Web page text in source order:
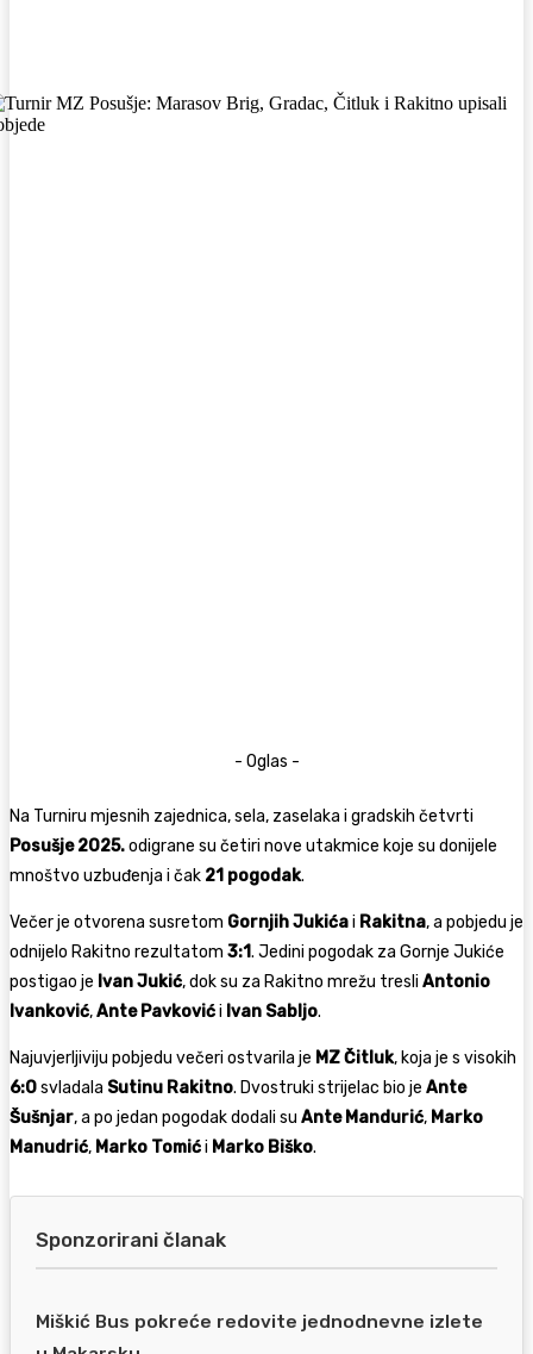
- Oglas -
Na Turniru mjesnih zajednica, sela, zaselaka i gradskih četvrti
Posušje 2025.odigrane su četiri nove utakmice koje su donijele
mnoštvo uzbuđenja i čak 21 pogodak.
Večer je otvorena susretom Gornjih Jukićai Rakitna, a pobjedu je
odnijelo Rakitno rezultatom 3:1. Jedini pogodak za Gornje Jukiće
postigao je Ivan Jukić, dok su za Rakitno mrežu tresli Antonio
Ivanković,Ante Pavkovići Ivan Sabljo.
Najuvjerljiviju pobjedu večeri ostvarila je MZ Čitluk, koja je s visokih
6:0svladala Sutinu Rakitno. Dvostruki strijelac bio je Ante
Šušnjar, a po jedan pogodak dodali su Ante Mandurić, Marko
Manudrić, Marko Tomići Marko Biško.
Sponzorirani članak
Miškić Bus pokreće redovite jednodnevne izlete